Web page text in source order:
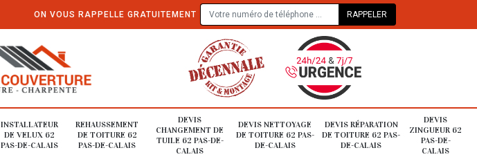
ON VOUS RAPPELLE GRATUITEMENT
INSTALLATEUR
DE VELUX 62
PAS-DE-CALAIS
REHAUSSEMENT
DE TOITURE 62
PAS-DE-CALAIS
DEVIS
CHANGEMENT DE
TUILE 62 PAS-DE-
CALAIS
DEVIS NETTOYAGE
DE TOITURE 62 PAS-
DE-CALAIS
DEVIS RÉPARATION
DE TOITURE 62 PAS-
DE-CALAIS
DEVIS
ZINGUEUR 62
PAS-DE-
CALAIS